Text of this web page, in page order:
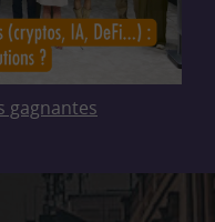
gagnantes